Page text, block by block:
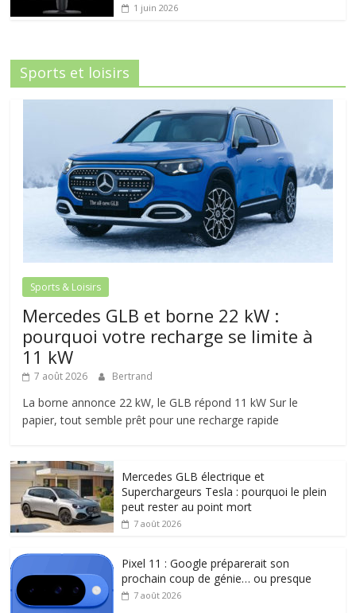
1 juin 2026
Sports et loisirs
Sports & Loisirs
Mercedes GLB et borne 22 kW :
pourquoi votre recharge se limite à
11 kW
7 août 2026 Bertrand
La borne annonce 22 kW, le GLB répond 11 kW Sur le
papier, tout semble prêt pour une recharge rapide
Mercedes GLB électrique et
Superchargeurs Tesla : pourquoi le plein
peut rester au point mort
7 août 2026
Pixel 11 : Google préparerait son
prochain coup de génie… ou presque
7 août 2026